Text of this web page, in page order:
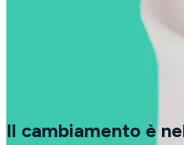
Il cambiamento è